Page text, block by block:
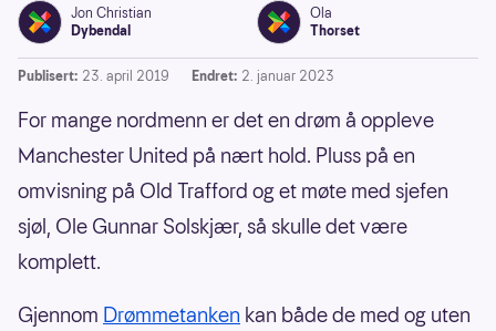
Jon Christian
Dybendal
Ola
Thorset
Publisert: 23. april 2019 Endret: 2. januar 2023
For mange nordmenn er det en drøm å oppleve
Manchester United på nært hold. Pluss på en
omvisning på Old Trafford og et møte med sjefen
sjøl, Ole Gunnar Solskjær, så skulle det være
komplett.
Gjennom Drømmetanken kan både de med og uten